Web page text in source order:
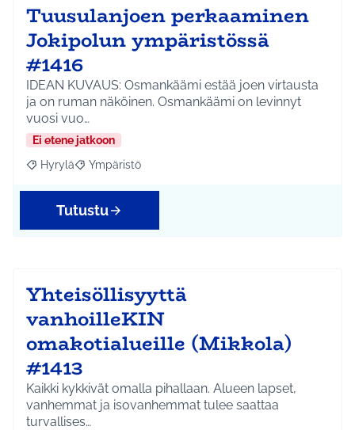
Tuusulanjoen perkaaminen
Jokipolun ympäristössä
#1416
IDEAN KUVAUS: Osmankäämi estää joen virtausta
ja on ruman näköinen. Osmankäämi on levinnyt
vuosi vuo…
Ei etene jatkoon
Rajaa tulokset aihepiirin mukaan: Hyrylä
Hyrylä Rajaa tulokset teeman mukaan: Ympäristö
Ympäristö
Tutustu
Yhteisöllisyyttä
vanhoilleKIN
omakotialueille (Mikkola)
#1413
Kaikki kykkivät omalla pihallaan. Alueen lapset,
vanhemmat ja isovanhemmat tulee saattaa
turvallises…